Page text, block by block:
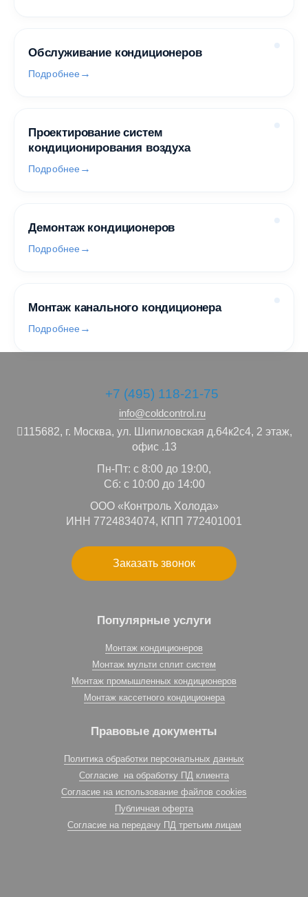
Обслуживание кондиционеров
Подробнее
Проектирование систем
кондиционирования воздуха
Подробнее
Демонтаж кондиционеров
Подробнее
Монтаж канального кондиционера
Подробнее
+7 (495) 118-21-75
info@coldcontrol.ru
115682, г. Москва, ул. Шипиловская д.64к2с4, 2 этаж,
офис .13
Пн-Пт: с 8:00 до 19:00,
Сб: с 10:00 до 14:00
ООО «Контроль Холода»
ИНН 7724834074, КПП 772401001
Заказать звонок
Популярные услуги
Монтаж кондиционеров
Монтаж мульти сплит систем
Монтаж промышленных кондиционеров
Монтаж кассетного кондиционера
Правовые документы
Политика обработки персональных данных
Согласие на обработку ПД клиента
Согласие на использование файлов cookies
Публичная оферта
Согласие на передачу ПД третьим лицам